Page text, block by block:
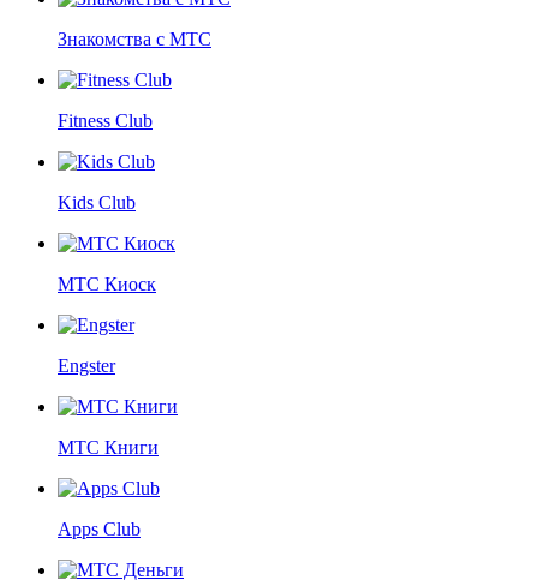
Знакомства с МТС
Fitness Club
Kids Club
МТС Киоск
Engster
МТС Книги
Apps Club